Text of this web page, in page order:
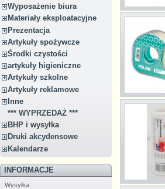
Wyposażenie biura
Materiały eksploatacyjne
Prezentacja
Artykuły spożywcze
Środki czystości
artykuły higieniczne
Artykuły szkolne
Artykuły reklamowe
Inne
*** WYPRZEDAŻ ***
BHP i wysyłka
Druki akcydensowe
Kalendarze
INFORMACJE
Wysyłka